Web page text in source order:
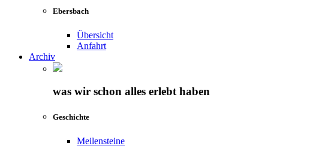
Ebersbach
Übersicht
Anfahrt
Archiv
was wir schon alles erlebt haben
Geschichte
Meilensteine